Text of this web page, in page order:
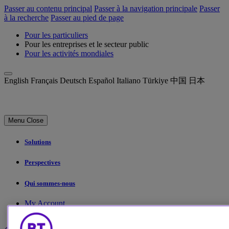
Passer au contenu principal Passer à la navigation principale Passer
à la recherche Passer au pied de page
Pour les particuliers
Pour les entreprises et le secteur public
Pour les activités mondiales
English Français Deutsch Español Italiano Türkiye 中国 日本
Menu Close
Solutions
Perspectives
Qui sommes-nous
My Account